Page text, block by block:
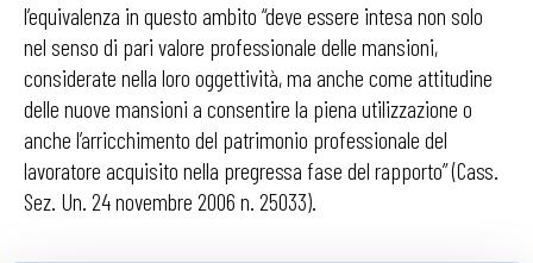
l’equivalenza in questo ambito “deve essere intesa non solo
nel senso di pari valore professionale delle mansioni,
considerate nella loro oggettività, ma anche come attitudine
delle nuove mansioni a consentire la piena utilizzazione o
anche l’arricchimento del patrimonio professionale del
lavoratore acquisito nella pregressa fase del rapporto” (Cass.
Sez. Un. 24 novembre 2006 n. 25033).